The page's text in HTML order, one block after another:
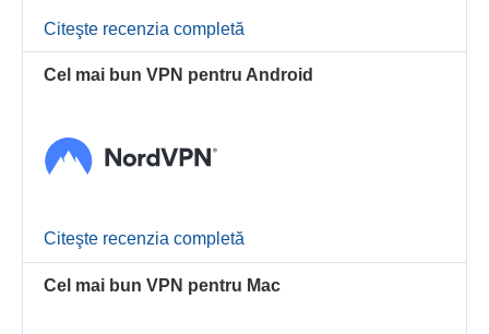
Citeşte recenzia completă
Cel mai bun VPN pentru Android
Citeşte recenzia completă
Cel mai bun VPN pentru Mac